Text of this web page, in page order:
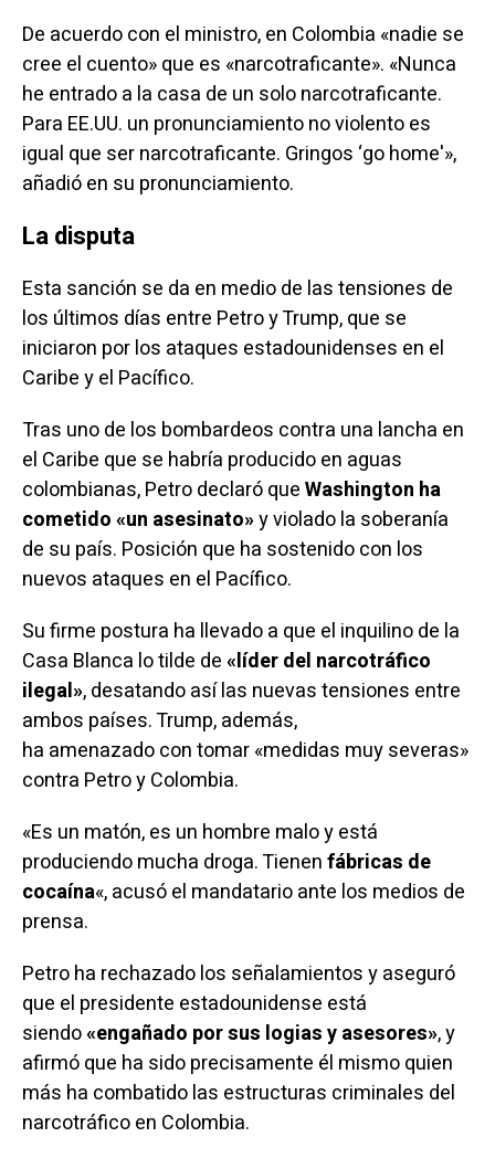
De acuerdo con el ministro, en Colombia «nadie se
cree el cuento» que es «narcotraficante». «Nunca
he entrado a la casa de un solo narcotraficante.
Para EE.UU. un pronunciamiento no violento es
igual que ser narcotraficante. Gringos ‘go home'»,
añadió en su pronunciamiento.
La disputa
Esta sanción se da en medio de las tensiones de
los últimos días entre Petro y Trump, que se
iniciaron por los ataques estadounidenses en el
Caribe y el Pacífico.
Tras uno de los bombardeos contra una lancha en
el Caribe que se habría producido en aguas
colombianas, PetrodeclaróqueWashington ha
cometido «un asesinato»y violado la soberanía
de su país. Posición que ha sostenidocon los
nuevos ataques en el Pacífico.
Su firme postura ha llevado a que el inquilino de la
Casa Blanca lotilde de«líder del narcotráfico
ilegal», desatando así las nuevastensiones entre
ambos países. Trump, además,
ha amenazadocon tomar «medidas muy severas»
contra Petro y Colombia.
«Es un matón, es un hombre malo y está
produciendo mucha droga. Tienenfábricas de
cocaína«, acusó el mandatario ante los medios de
prensa.
Petro ha rechazadolos señalamientos y aseguró
que el presidente estadounidense está
siendo«engañado por sus logias y asesores», y
afirmó que ha sido precisamente él mismo quien
más ha combatido las estructuras criminales del
narcotráfico en Colombia.